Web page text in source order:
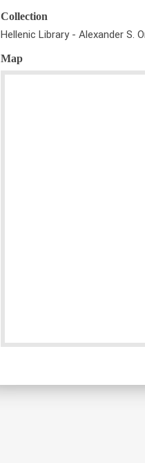
Collection
Hellenic Library - Alexander S.
Map